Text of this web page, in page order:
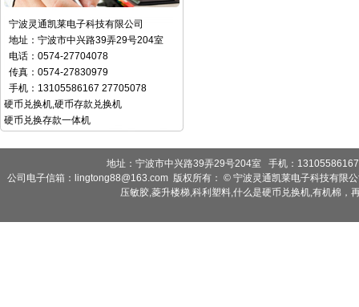
宁波灵通凯莱电子科技有限公司
地址：宁波市中兴路39弄29号204室
电话：0574-27704078
传真：0574-27830979
手机：13105586167 27705078
硬币兑换机,硬币存款兑换机
硬币兑换存款一体机
地址：宁波市中兴路39弄29号204室 手机：
公司电子信箱：lingtong88@163.com 版权所有： © 宁波灵通凯莱电子科技有限
压敏胶,菱升楼梯,科利塑料,什么是硬币兑换机,有机棉，